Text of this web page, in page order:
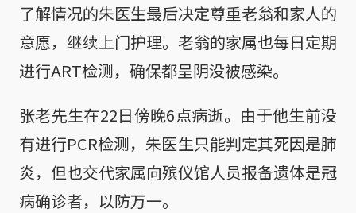
了解情况的朱医生最后决定尊重老翁和家人的
意愿，继续上门护理。老翁的家属也每日定期
进行ART检测，确保都呈阴没被感染。
张老先生在22日傍晚6点病逝。由于他生前没
有进行PCR检测，朱医生只能判定其死因是肺
炎，但也交代家属向殡仪馆人员报备遗体是冠
病确诊者，以防万一。